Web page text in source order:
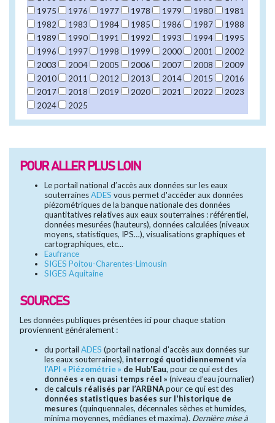
1975
1976 1977 1978 1979 1980
1981
1982
1983 1984 1985 1986 1987
1988
1989
1990 1991 1992 1993 1994
1995
1996
1997 1998 1999 2000 2001
2002
2003
2004 2005 2006 2007 2008
2009
2010
2011 2012 2013 2014 2015
2016
2017
2018 2019 2020 2021 2022
2023
2024
2025
POUR ALLER PLUS LOIN
Le portail national d’accès aux données sur les eaux
souterrainesADES vous permet d'accéder aux données
piézométriques de la banque nationale des données
quantitatives relatives aux eaux souterraines : référentiel,
données mesurées (hauteurs), données calculées (niveaux
moyens, statistiques, IPS…), visualisations graphiques et
cartographiques, etc...
Eaufrance
SIGES Poitou-Charentes-Limousin
SIGES Aquitaine
SOURCES
Les données publiques présentées ici pour chaque station
proviennent généralement :
du portail ADES (portail national d'accès aux données sur
les eaux souterraines), interrogé quotidiennement via
l’API « Piézométrie » de Hub'Eau, pour ce qui est des
données « en quasi temps réel » (niveau d’eau journalier)
de calculs réalisés par l’ARBNApour ce qui est des
données statistiques basées sur l'historique de
mesures (quinquennales, décennales sèches et humides,
minima moyennes, médianes et maxima). Dernière mise à